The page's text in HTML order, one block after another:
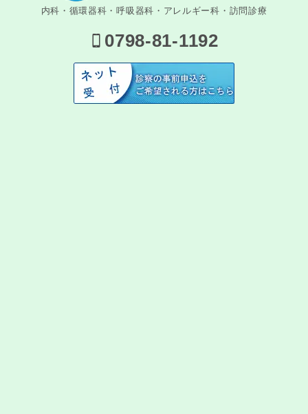
内科・循環器科・呼吸器科・アレルギー科・訪問診療
0798-81-1192